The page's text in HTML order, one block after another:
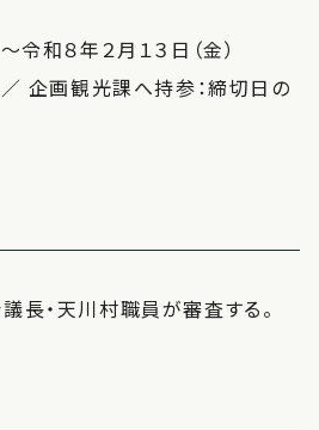
令和８年２月１３日（金）
企画観光課へ持参：締切日の
長・天川村職員が審査する。